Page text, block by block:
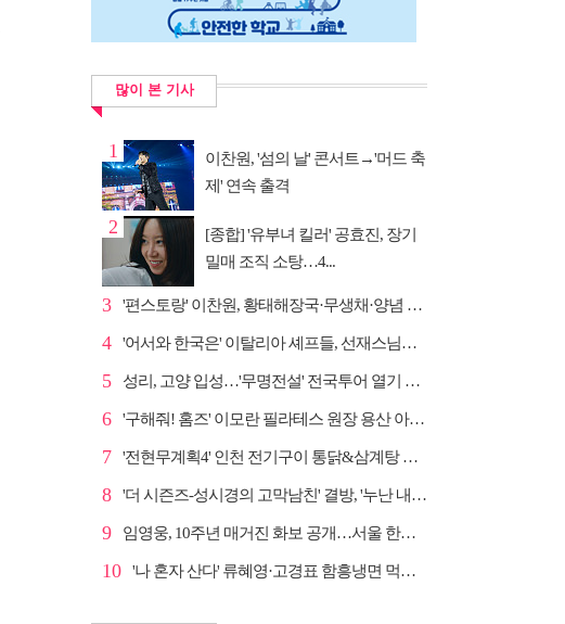
많이 본 기사
1
이찬원, '섬의 날' 콘서트→'머드 축
제' 연속 출격
2
[종합] '유부녀 킬러' 공효진, 장기
밀매 조직 소탕…4...
3 '편스토랑' 이찬원, 황태해장국·무생채·양념 목살구이 ...
4 '어서와 한국은' 이탈리아 셰프들, 선재스님→라연 차도...
5 성리, 고양 입성…'무명전설' 전국투어 열기 지속
6 '구해줘! 홈즈' 이모란 필라테스 원장 용산 아파트 방...
7 '전현무계획4' 인천 전기구이 통닭&삼계탕 노포 맛집 탐방
8 '더 시즌즈-성시경의 고막남친' 결방, '누난 내게 여자...
9 임영웅, 10주년 매거진 화보 공개…서울 한복판 대형 현...
10 '나 혼자 산다' 류혜영·고경표 함흥냉면 먹방→남산 산책